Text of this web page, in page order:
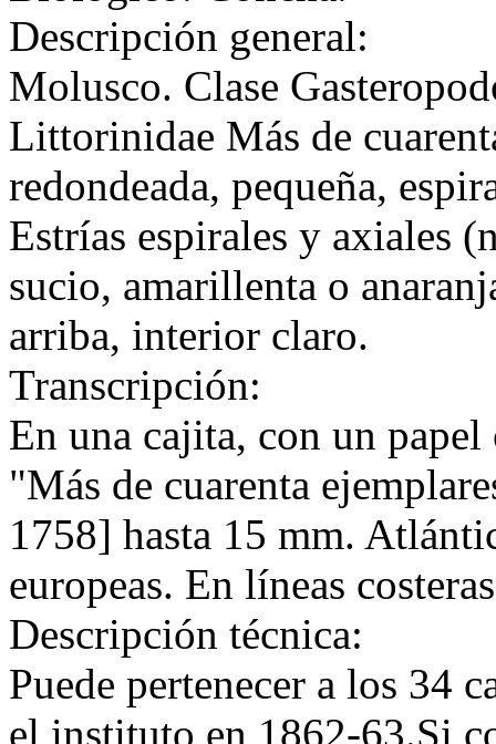
Descripción general:
Molusco. Clase
Littorinidae Más de
redondeada, pequeña,
Estrías espirales y axiales
sucio, amarillenta o
arriba, interior claro.
Transcripción:
En una cajita, con un
"Más de cuarenta
1758] hasta 15 mm.
europeas. En líneas
Descripción técnica:
Puede pertenecer a los 34
el instituto en 1862-63.Si